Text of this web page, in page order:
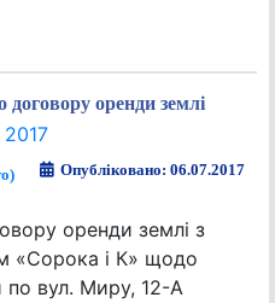
договору оренди землі
2017
Опубліковано: 06.07.2017
оренди землі з
«Сорока і К» щодо
по вул. Миру, 12-А